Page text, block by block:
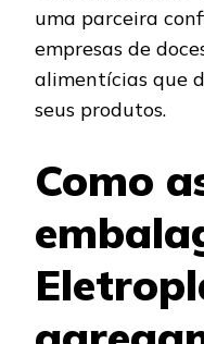
uma parceira
empresas de
alimentícias que
seus produtos.
Como